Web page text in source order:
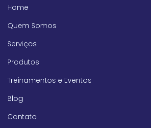
Home
Quem Somos
Serviços
Produtos
Treinamentos e Eventos
Blog
Contato